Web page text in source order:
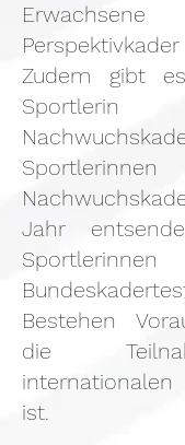
Zudem gibt
Jahr
Bestehen
die
ist.